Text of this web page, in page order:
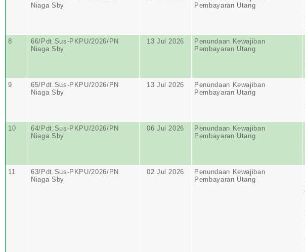
Niaga Sby
Pembayaran Utang
8
66/Pdt.Sus-PKPU/2026/PN
Niaga Sby
13 Jul 2026
Penundaan Kewajiban
Pembayaran Utang
9
65/Pdt.Sus-PKPU/2026/PN
Niaga Sby
13 Jul 2026
Penundaan Kewajiban
Pembayaran Utang
10
64/Pdt.Sus-PKPU/2026/PN
Niaga Sby
06 Jul 2026
Penundaan Kewajiban
Pembayaran Utang
11
63/Pdt.Sus-PKPU/2026/PN
Niaga Sby
02 Jul 2026
Penundaan Kewajiban
Pembayaran Utang